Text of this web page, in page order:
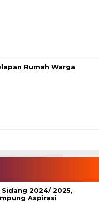
2024/ 2025,
Aspirasi
Rumah Warga